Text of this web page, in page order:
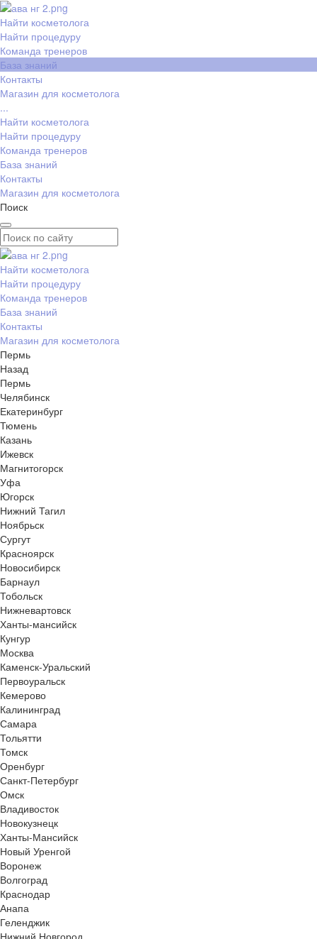
Найти косметолога
Найти процедуру
Команда тренеров
База знаний
Контакты
Магазин для косметолога
...
Найти косметолога
Найти процедуру
Команда тренеров
База знаний
Контакты
Магазин для косметолога
Поиск
Найти косметолога
Найти процедуру
Команда тренеров
База знаний
Контакты
Магазин для косметолога
Пермь
Назад
Пермь
Челябинск
Екатеринбург
Тюмень
Казань
Ижевск
Магнитогорск
Уфа
Югорск
Нижний Тагил
Ноябрьск
Сургут
Красноярск
Новосибирск
Барнаул
Тобольск
Нижневартовск
Ханты-мансийск
Кунгур
Москва
Каменск-Уральский
Первоуральск
Кемерово
Калининград
Самара
Тольятти
Томск
Оренбург
Санкт-Петербург
Омск
Владивосток
Новокузнецк
Ханты-Мансийск
Новый Уренгой
Воронеж
Волгоград
Краснодар
Анапа
Геленджик
Нижний Новгород